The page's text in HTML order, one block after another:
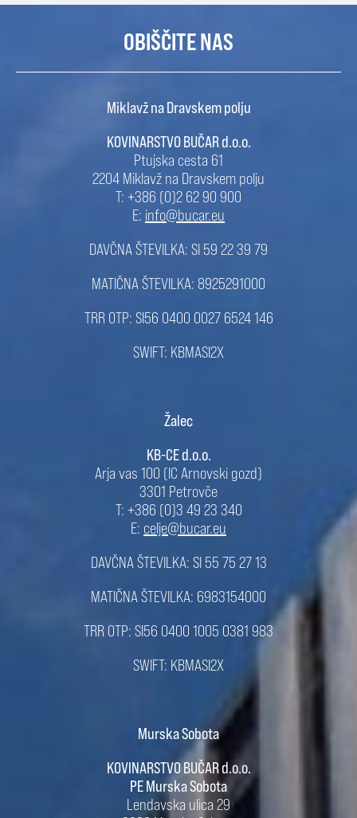
OBIŠČITE NAS
Miklavž na Dravskem polju
KOVINARSTVO BUČAR d.o.o.
Ptujska cesta 61
2204 Miklavž na Dravskem polju
T: +386 (0)2 62 90 900
E: info@bucar.eu
DAVČNA ŠTEVILKA: SI 59 22 39 79
MATIČNA ŠTEVILKA: 8925291000
TRR OTP: SI56 0400 0027 6524 146
SWIFT: KBMASI2X
Žalec
KB-CE d.o.o.
Arja vas 100 (IC Arnovski gozd)
3301 Petrovče
T: +386 (0)3 49 23 340
E: celje@bucar.eu
DAVČNA ŠTEVILKA: SI 55 75 27 13
MATIČNA ŠTEVILKA: 6983154000
TRR OTP: SI56 0400 1005 0381 983
SWIFT: KBMASI2X
Murska Sobota
KOVINARSTVO BUČAR d.o.o.
PE Murska Sobota
Lendavska ulica 29